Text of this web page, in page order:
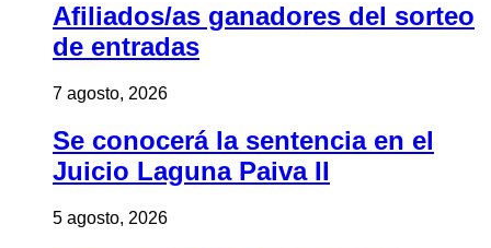
Afiliados/as ganadores del sorteo
de entradas
7 agosto, 2026
Se conocerá la sentencia en el
Juicio Laguna Paiva II
5 agosto, 2026